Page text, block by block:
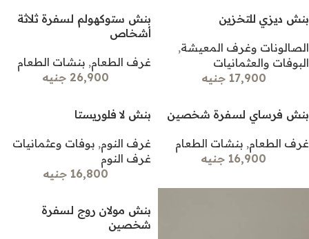
بنش ديزي للتخزين
الصالونات وغرف المعيشة,
البوفات والعثمانيات
17,900 جنيه
بنش ستوكهولم لسفرة ثلاثة
أشخاص
غرف الطعام, بنشات الطعام
26,900 جنيه
بنش فرساي لسفرة شخصين
غرف الطعام, بنشات الطعام
16,900 جنيه
بنش لا فلوريستا
غرف النوم, بوفات وعثمانيات
غرف النوم
16,800 جنيه
بنش مولان روج لسفرة
شخصين